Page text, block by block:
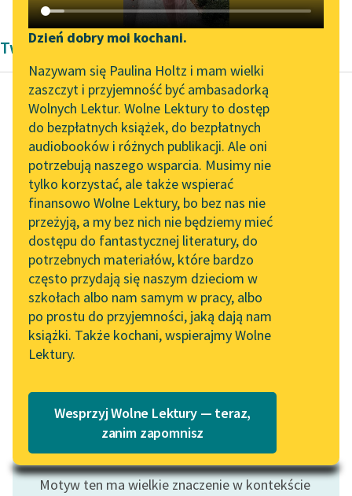
Katalog DAISY
Podkasty o książkach
Zgłoś brak utworu
Aktualności
„Prokurator Alicja Horn”
do słuchania
Byliśmy częścią AI Impact
Lab
Zapraszamy na spotkanie
online z tłumaczkami
literatury skandynawskiej
Spotkanie z Katarzyną
Tunkiel w Oslo
102. lata temu zmarł
Joseph Conrad
Lektury szkolne i klasyka
literatury do słuchania dla
uczennic i uczniów z
niepełnosprawnościami
Narzędzia
Mapa Wolnych Lektur
Leśmianator
Przewodnik dla piszących i
czytających
API
OAI-PMH
Widget Wolnych Lektur
Przypisy
Katalog w formacie PDF
Dzień dobry moi kochani.
Nazywam się Paulina Holtz i mam wielki
zaszczyt i przyjemność być ambasadorką
Wolnych Lektur. Wolne Lektury to dostęp
do bezpłatnych książek, do bezpłatnych
audiobooków i różnych publikacji. Ale oni
potrzebują naszego wsparcia. Musimy nie
tylko korzystać, ale także wspierać
finansowo Wolne Lektury, bo bez nas nie
przeżyją, a my bez nich nie będziemy mieć
dostępu do fantastycznej literatury, do
potrzebnych materiałów, które bardzo
często przydają się naszym dzieciom w
szkołach albo nam samym w pracy, albo
po prostu do przyjemności, jaką dają nam
książki. Także kochani, wspierajmy Wolne
Lektury.
Wesprzyj Wolne Lektury — teraz,
zanim zapomnisz
Twórczość Jehoszui Perlego
Jehoszua Perle
Żydzi dnia
powszedniego
Na komodzie
pojawiała się
fotografia Mojsze,
oprawiona w ramkę.
Na tej fotografii
Mojsze nie miał...
Motyw: Portret
Motyw ten ma wielkie znaczenie w kontekście